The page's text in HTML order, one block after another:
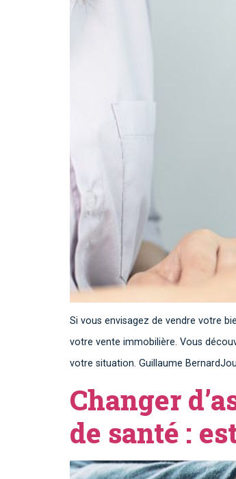
Si vous envisagez de vendre votre
votre vente immobilière. Vous
votre situation. Guillaume
Changer
de santé :